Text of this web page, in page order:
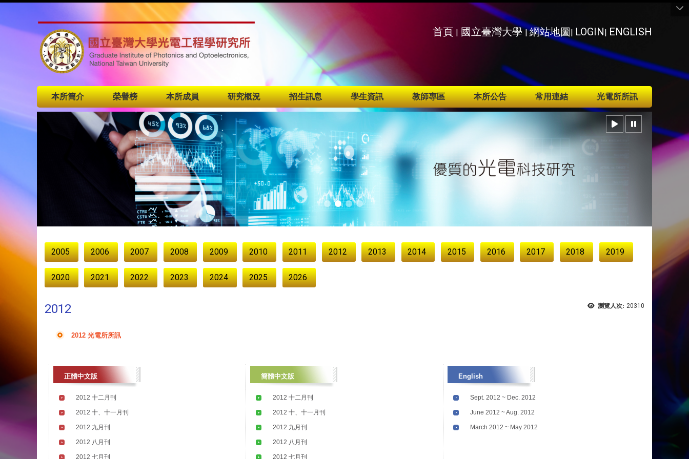
首頁 | 國立臺灣大學|網站地圖| LOGIN| ENGLISH
:::
本所簡介 榮譽榜 本所成員 研究概況 招生訊息 學生資訊 教師專區 本所公告 常用連結 光電所所訊
2005
2006 2007 2008 2009 2010 2011 2012 2013 2014 2015 2016 2017 2018 2019
2020 2021 2022 2023 2024 2025 2026
瀏覽人次: 20310
2012
2012 光電所所訊
正體中文版 簡體中文版 English
2012 十二月刊
2012 十、十一月刊
2012 九月刊
2012 八月刊
2012 七月刊
2012 十二月刊
2012 十、十一月刊
2012 九月刊
2012 八月刊
2012 七月刊
Sept. 2012 ~ Dec. 2012
June 2012 ~ Aug. 2012
March 2012 ~ May 2012